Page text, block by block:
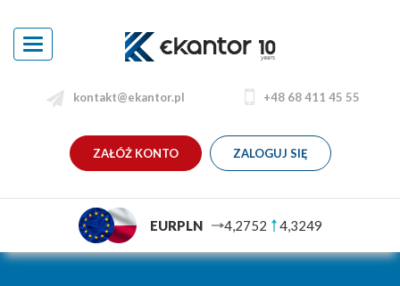
Toggle
navigation
kontakt@ekantor.pl +48 68 411 45 55
ZAŁÓŻ KONTO ZALOGUJ SIĘ
EURPLN 4,2752 4,3249